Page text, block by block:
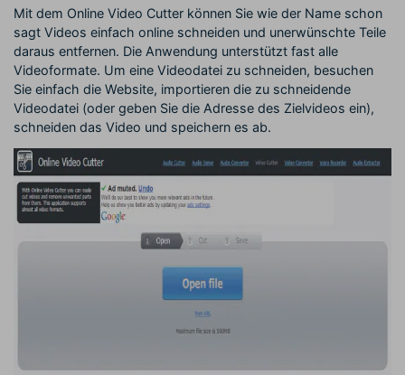
Mit dem Online Video Cutter können Sie wie der Name schon
sagt Videos einfach online schneiden und unerwünschte Teile
daraus entfernen. Die Anwendung unterstützt fast alle
Videoformate. Um eine Videodatei zu schneiden, besuchen
Sie einfach die Website, importieren die zu schneidende
Videodatei (oder geben Sie die Adresse des Zielvideos ein),
schneiden das Video und speichern es ab.